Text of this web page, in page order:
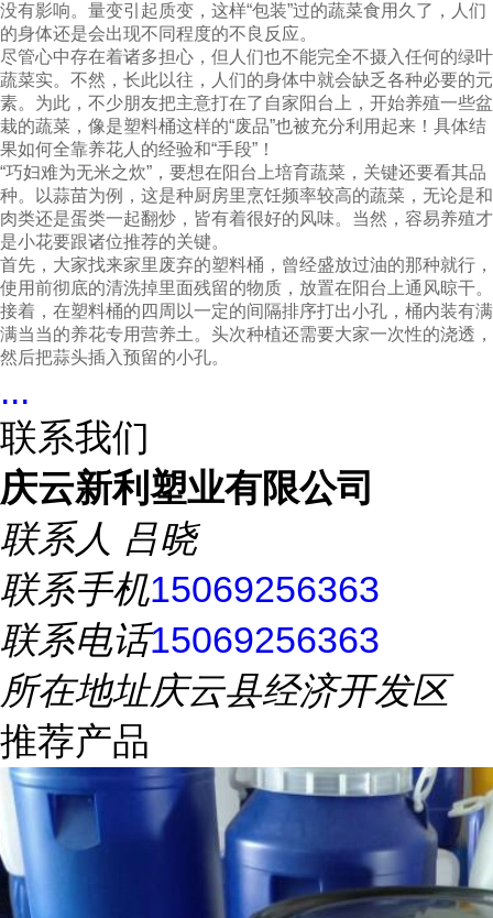
没有影响。量变引起质变，这样“包装”过的蔬菜食用久了，人们
的身体还是会出现不同程度的不良反应。
尽管心中存在着诸多担心，但人们也不能完全不摄入任何的绿叶
蔬菜实。不然，长此以往，人们的身体中就会缺乏各种必要的元
素。为此，不少朋友把主意打在了自家阳台上，开始养殖一些盆
栽的蔬菜，像是塑料桶这样的“废品”也被充分利用起来！具体结
果如何全靠养花人的经验和“手段”！
“巧妇难为无米之炊”，要想在阳台上培育蔬菜，关键还要看其品
种。以蒜苗为例，这是种厨房里烹饪频率较高的蔬菜，无论是和
肉类还是蛋类一起翻炒，皆有着很好的风味。当然，容易养殖才
是小花要跟诸位推荐的关键。
首先，大家找来家里废弃的塑料桶，曾经盛放过油的那种就行，
使用前彻底的清洗掉里面残留的物质，放置在阳台上通风晾干。
接着，在塑料桶的四周以一定的间隔排序打出小孔，桶内装有满
满当当的养花专用营养土。头次种植还需要大家一次性的浇透，
然后把蒜头插入预留的小孔。
...
联系我们
庆云新利塑业有限公司
联系人 吕晓
联系手机15069256363
联系电话15069256363
所在地址庆云县经济开发区
推荐产品